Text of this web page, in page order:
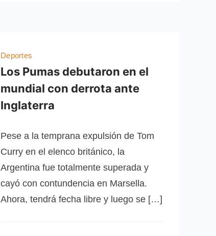
Deportes
Los Pumas debutaron en el
mundial con derrota ante
Inglaterra
Pese a la temprana expulsión de Tom
Curry en el elenco británico, la
Argentina fue totalmente superada y
cayó con contundencia en Marsella.
Ahora, tendrá fecha libre y luego se […]